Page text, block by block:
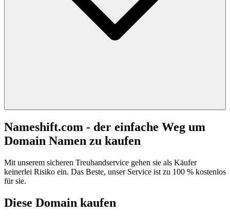
Nameshift.com - der einfache Weg um
Domain Namen zu kaufen
Mit unserem sicheren Treuhandservice gehen sie als Käufer
keinerlei Risiko ein. Das Beste, unser Service ist zu 100 % kostenlos
für sie.
Diese Domain kaufen